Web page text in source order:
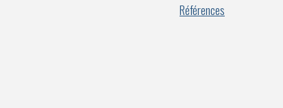
Références